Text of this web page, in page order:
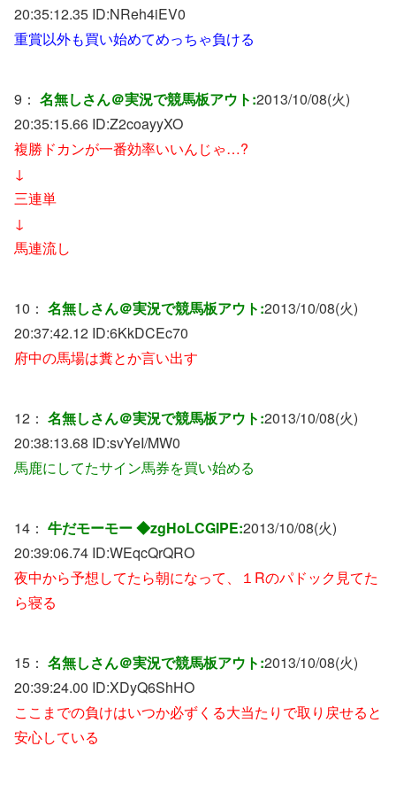
20:35:12.35 ID:NReh4iEV0
重賞以外も買い始めてめっちゃ負ける
9： 名無しさん＠実況で競馬板アウト:2013/10/08(火)
20:35:15.66 ID:Z2coayyXO
複勝ドカンが一番効率いいんじゃ…?
↓
三連単
↓
馬連流し
10： 名無しさん＠実況で競馬板アウト:2013/10/08(火)
20:37:42.12 ID:6KkDCEc70
府中の馬場は糞とか言い出す
12： 名無しさん＠実況で競馬板アウト:2013/10/08(火)
20:38:13.68 ID:svYeI/MW0
馬鹿にしてたサイン馬券を買い始める
14： 牛だモーモー ◆zgHoLCGIPE:2013/10/08(火)
20:39:06.74 ID:WEqcQrQRO
夜中から予想してたら朝になって、１Rのパドック見てた
ら寝る
15： 名無しさん＠実況で競馬板アウト:2013/10/08(火)
20:39:24.00 ID:XDyQ6ShHO
ここまでの負けはいつか必ずくる大当たりで取り戻せると
安心している